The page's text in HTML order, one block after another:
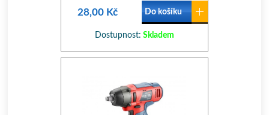
28,00 Kč Do košíku
Dostupnost: Skladem